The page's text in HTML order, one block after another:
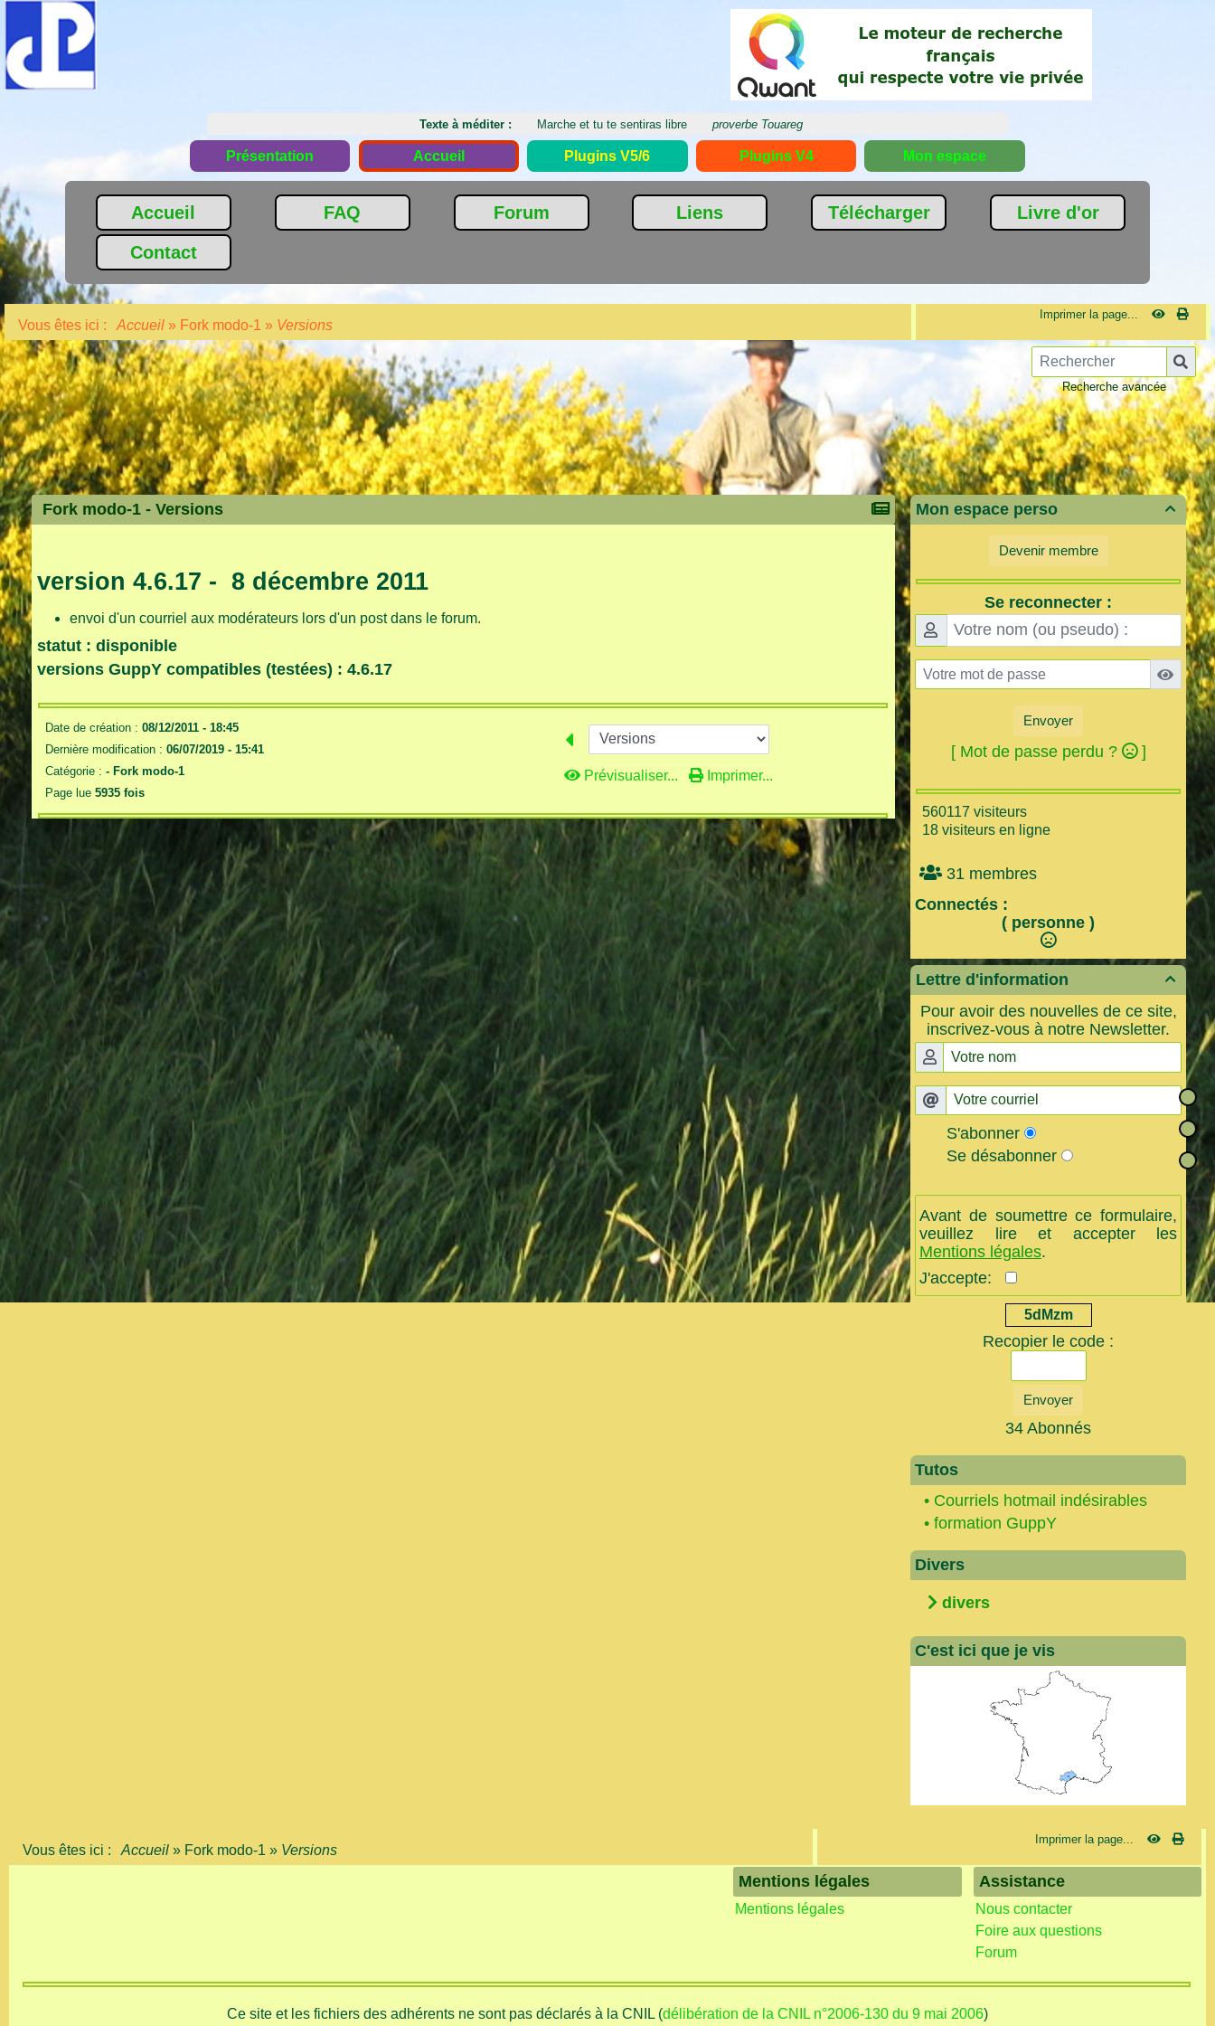
Texte à méditer : Marche et tu te sentiras libre proverbe Touareg
Présentation Accueil Plugins V5/6 Plugins V4 Mon espace
Accueil FAQ Forum Liens Télécharger
Livre d'or
Contact
Vous êtes ici : Accueil » Fork modo-1 » Versions
Imprimer la page...
Recherche avancée
Fork modo-1 - Versions
version 4.6.17 - 8 décembre 2011
envoi d'un courriel aux modérateurs lors d'un post dans le forum.
statut : disponible
versions GuppY compatibles (testées) : 4.6.17
Date de création : 08/12/2011 - 18:45
Dernière modification : 06/07/2019 - 15:41
Catégorie : - Fork modo-1
Page lue 5935 fois
Prévisualiser... Imprimer...

Mon espace perso
Devenir membre
Se reconnecter :
Envoyer
[ Mot de passe perdu ? ]
560117 visiteurs
18 visiteurs en ligne
31 membres
Connectés :
( personne )

Lettre d'information
Pour avoir des nouvelles de ce site,
inscrivez-vous à notre Newsletter.
S'abonner
Se désabonner
Avant de soumettre ce formulaire,
veuillez lire et accepter les
Mentions légales.
J'accepte:
5dMzm
Recopier le code :
Envoyer
34 Abonnés
Tutos
• Courriels hotmail indésirables
• formation GuppY
Divers
divers
C'est ici que je vis
Vous êtes ici : Accueil » Fork modo-1 » Versions
Imprimer la page...
Mentions légales
Mentions légales
Assistance
Nous contacter
Foire aux questions
Forum
Ce site et les fichiers des adhérents ne sont pas déclarés à la CNIL (délibération de la CNIL n°2006-130 du 9 mai 2006)